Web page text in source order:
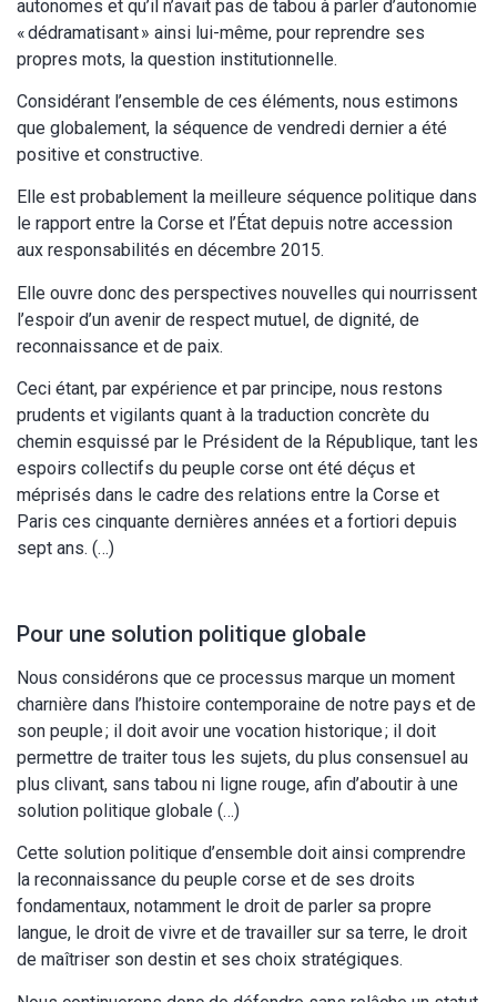
autonomes et qu’il n’avait pas de tabou à parler d’autonomie
« dédramatisant » ainsi lui-même, pour reprendre ses
propres mots, la question institutionnelle.
Considérant l’ensemble de ces éléments, nous estimons
que globalement, la séquence de vendredi dernier a été
positive et constructive.
Elle est probablement la meilleure séquence politique dans
le rapport entre la Corse et l’État depuis notre accession
aux responsabilités en décembre 2015.
Elle ouvre donc des perspectives nouvelles qui nourrissent
l’espoir d’un avenir de respect mutuel, de dignité, de
reconnaissance et de paix.
Ceci étant, par expérience et par principe, nous restons
prudents et vigilants quant à la traduction concrète du
chemin esquissé par le Président de la République, tant les
espoirs collectifs du peuple corse ont été déçus et
méprisés dans le cadre des relations entre la Corse et
Paris ces cinquante dernières années et a fortiori depuis
sept ans. (…)
Pour une solution politique globale
Nous considérons que ce processus marque un moment
charnière dans l’histoire contemporaine de notre pays et de
son peuple ; il doit avoir une vocation historique ; il doit
permettre de traiter tous les sujets, du plus consensuel au
plus clivant, sans tabou ni ligne rouge, afin d’aboutir à une
solution politique globale (…)
Cette solution politique d’ensemble doit ainsi comprendre
la reconnaissance du peuple corse et de ses droits
fondamentaux, notamment le droit de parler sa propre
langue, le droit de vivre et de travailler sur sa terre, le droit
de maîtriser son destin et ses choix stratégiques.